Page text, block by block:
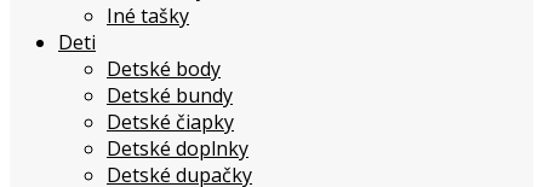
Iné tašky
Deti
Detské body
Detské bundy
Detské čiapky
Detské doplnky
Detské dupačky